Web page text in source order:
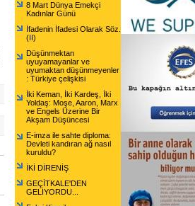
8 Mart Dünya Emekçi
Kadınlar Günü
İfadenin İfadesi Olarak Söz.
(II)
Düşünmektan
uyuyamayanlar ve
uyumaktan düşünmeyenler
: Türkiye çelişkisi
İki Keman, İki Kardeş, İki
Yoldaş: Moşe, Aaron, Marx
ve Engels Üzerine Bir
Akşam Düşüncesi
E-imza ile sahte diploma:
Devleti kandıran ağ nasıl
kuruldu?
İKİ DİRENİŞ
GEÇİTKALE'DEN
GELİYORDU...